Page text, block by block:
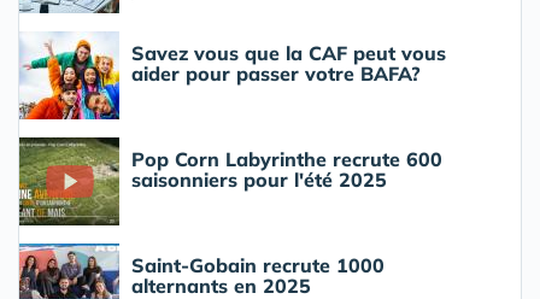
Savez vous que la CAF peut vous
aider pour passer votre BAFA?
Pop Corn Labyrinthe recrute 600
saisonniers pour l'été 2025
Saint-Gobain recrute 1000
alternants en 2025